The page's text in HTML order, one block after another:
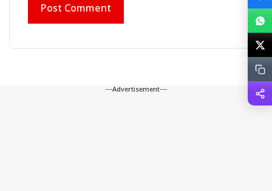
---Advertisement---